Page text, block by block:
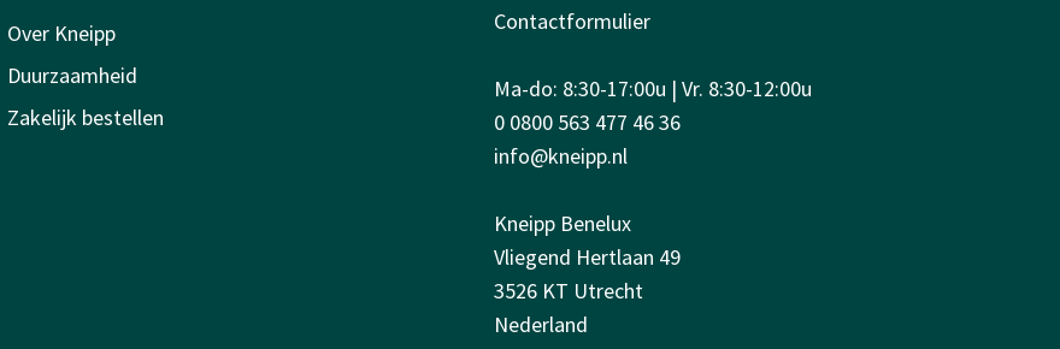
Over Kneipp
Duurzaamheid
Zakelijk bestellen
Contactformulier
Ma-do: 8:30-17:00u | Vr. 8:30-12:00u
0 0800 563 477 46 36
info@kneipp.nl
Kneipp Benelux
Vliegend Hertlaan 49
3526 KT Utrecht
Nederland